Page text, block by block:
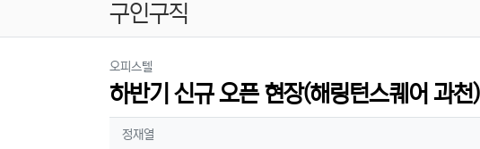
구인구직
오피스텔
하반기 신규 오픈 현장(해링턴스퀘어 과천)
작성자 정보
정재열